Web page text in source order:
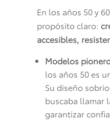
En los años 50 y
propósito claro:
accesibles,
Modelos
los años 50 es
Su diseño
buscaba llamar
garantizar